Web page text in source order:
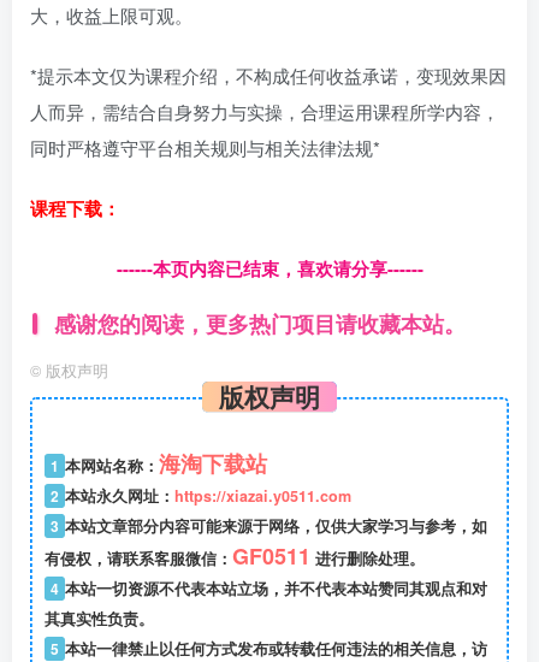
大，收益上限可观。
*提示本文仅为课程介绍，不构成任何收益承诺，变现效果因
人而异，需结合自身努力与实操，合理运用课程所学内容，
同时严格遵守平台相关规则与相关法律法规*
课程下载：
------本页内容已结束，喜欢请分享------
感谢您的阅读，更多热门项目请收藏本站。
© 版权声明
版权声明
1 本网站名称： 海淘下载站
2 本站永久网址： https://xiazai.y0511.com
3 本站文章部分内容可能来源于网络，仅供大家学习与参考，如
有侵权，请联系客服微信： GF0511 进行删除处理。
4 本站一切资源不代表本站立场，并不代表本站赞同其观点和对
其真实性负责。
5 本站一律禁止以任何方式发布或转载任何违法的相关信息，访